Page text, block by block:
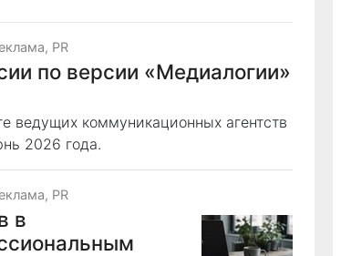
PR
по версии «Медиалогии»
ведущих коммуникационных агентств
2026 года.
PR
в